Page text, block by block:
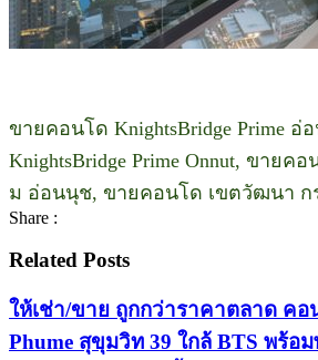
ขายคอนโด KnightsBridge Prime
KnightsBridge Prime Onnut, ขายค
ม อ่อนนุช, ขายคอนโด เขตวัฒนา ก
Share :
Related Posts
ให้เช่า/ขาย ถูกกว่าราคาตลาด คอ
Phume สุขุมวิท 39 ใกล้ BTS พร้อ